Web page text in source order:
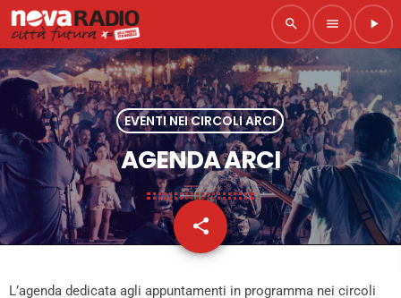
search menu play_arrow
EVENTI NEI CIRCOLI ARCI
AGENDA ARCI
share
email
L’agenda dedicata agli appuntamenti in programma nei circoli